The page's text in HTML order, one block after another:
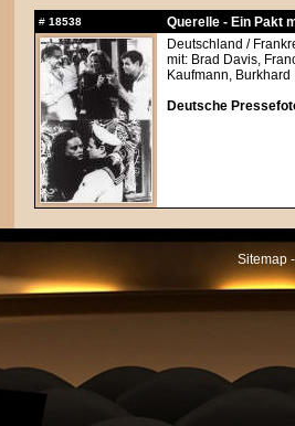
# 18538
Querelle - Ein Pakt
Deutschland /
mit: Brad Davis,
Kaufmann, Burkhard
Deutsche
Sitemap